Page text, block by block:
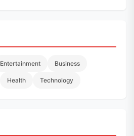
Entertainment Business
Health Technology